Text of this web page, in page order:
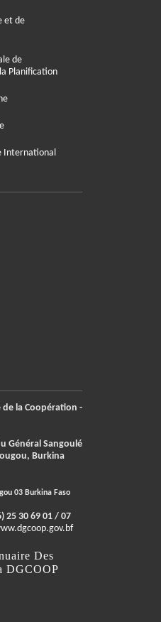
et de
de
Planification
International
la Coopération -
Général Sangoulé
Burkina
03 Burkina Faso
25 30 69 01 / 07
Des
DGCOOP